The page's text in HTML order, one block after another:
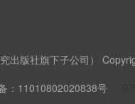
出版社旗下子公司）
：11010802020838号